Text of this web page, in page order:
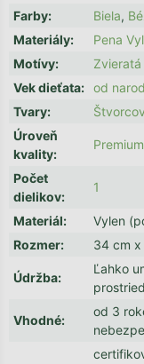
Farby: Biela,
Materiály:
Pena
Motívy:
Zvieratá
Vek dieťata: od
Tvary:
Úroveň
kvality:
Premium
Počet
dielikov:
1
Materiál:
Vylen
Rozmer: 34 cm x
Údržba:
Ľahko
Vhodné:
od 3